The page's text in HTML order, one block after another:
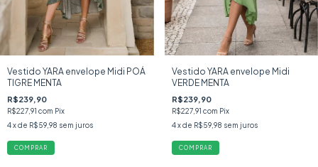
Vestido YARA envelope Midi POÁ
TIGRE MENTA
R$239,90
R$227,91 com Pix
4x de R$59,98 sem juros
COMPRAR
Vestido YARA envelope Midi
VERDE MENTA
R$239,90
R$227,91 com Pix
4 x de R$59,98 sem juros
COMPRAR